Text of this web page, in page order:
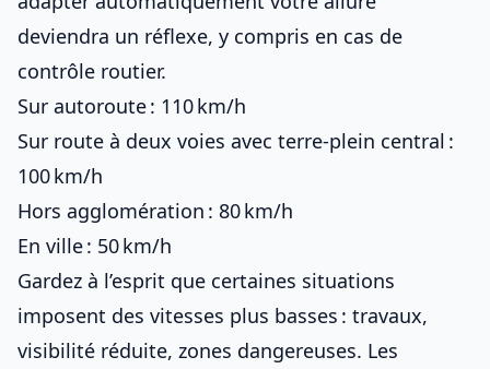
deviendra un réflexe, y compris en cas de
contrôle routier.
Sur autoroute : 110 km/h
Sur route à deux voies avec terre-plein central :
100 km/h
Hors agglomération : 80 km/h
En ville : 50 km/h
Gardez à l’esprit que certaines situations
imposent des vitesses plus basses : travaux,
visibilité réduite, zones dangereuses. Les